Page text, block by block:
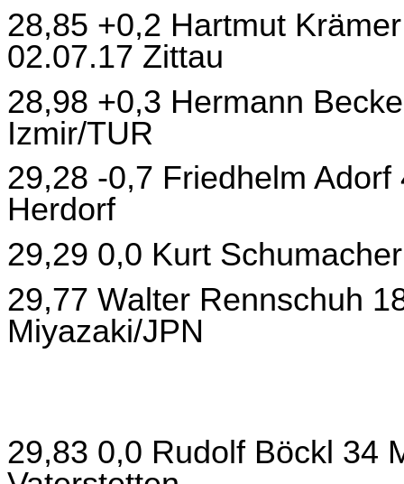
28,85 +0,2 Hartmut
02.07.17 Zittau
28,98 +0,3 Hermann
Izmir/TUR
29,28 -0,7 Friedhelm
Herdorf
29,29 0,0 Kurt
29,77 Walter Rennschuh
Miyazaki/JPN
29,83 0,0 Rudolf Böckl 34